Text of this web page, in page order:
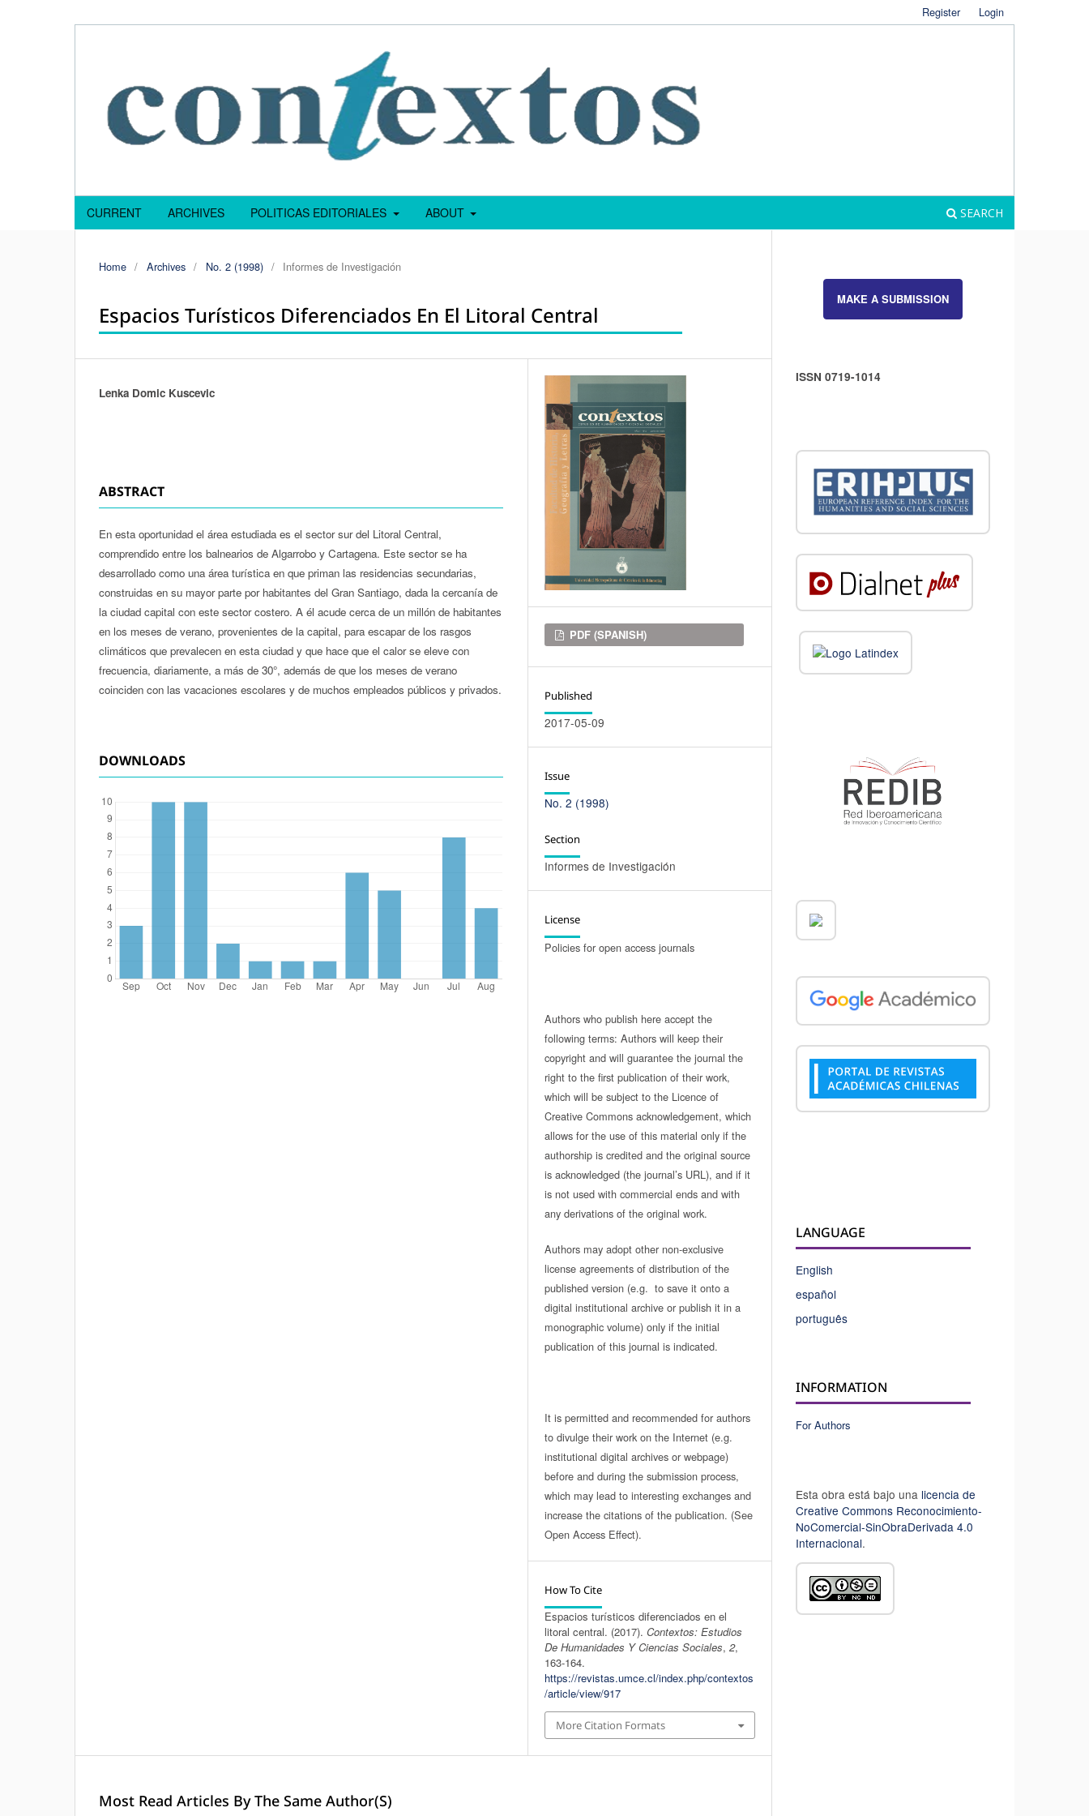
CURRENT ARCHIVES POLITICAS EDITORIALES ABOUT SEARCH
Register Login
Home / Archives / No. 2 (1998) / Informes de Investigación
Espacios Turísticos Diferenciados En El Litoral Central
Authors
Lenka Domic Kuscevic
ABSTRACT
En esta oportunidad el área estudiada es el sector sur del Litoral Central,
comprendido entre los balnearios de Algarrobo y Cartagena. Este sector se ha
desarrollado como una área turística en que priman las residencias secundarias,
construidas en su mayor parte por habitantes del Gran Santiago, dada la cercanía de
la ciudad capital con este sector costero. A él acude cerca de un millón de habitantes
en los meses de verano, provenientes de la capital, para escapar de los rasgos
climáticos que prevalecen en esta ciudad y que hace que el calor se eleve con
frecuencia, diariamente, a más de 30°, además de que los meses de verano
coinciden con las vacaciones escolares y de muchos empleados públicos y privados.
DOWNLOADS
Downloads
PDF (SPANISH)
Published
2017-05-09
Issue
No. 2 (1998)
Section
Informes de Investigación
License
Policies for open access journals
Authors who publish here accept the
following terms: Authors will keep their
copyright and will guarantee the journal the
right to the first publication of their work,
which will be subject to the Licence of
Creative Commons acknowledgement, which
allows for the use of this material only if the
authorship is credited and the original source
is acknowledged (the journal’s URL), and if it
is not used with commercial ends and with
any derivations of the original work.
Authors may adopt other non-exclusive
license agreements of distribution of the
published version (e.g. to save it onto a
digital institutional archive or publish it in a
monographic volume) only if the initial
publication of this journal is indicated.
It is permitted and recommended for authors
to divulge their work on the Internet (e.g.
institutional digital archives or webpage)
before and during the submission process,
which may lead to interesting exchanges and
increase the citations of the publication. (See
Open Access Effect).
How To Cite
Espacios turísticos diferenciados en el
litoral central. (2017).Contextos: Estudios
De Humanidades Y Ciencias Sociales,2,
163-164.
https://revistas.umce.cl/index.php/contextos
/article/view/917
More Citation Formats
Most Read Articles By The Same Author(s)
MAKE A SUBMISSION
ISSN 0719-1014
LANGUAGE
English
español
português
INFORMATION
For Authors
Esta obra está bajo una licencia de
Creative Commons Reconocimiento-
NoComercial-SinObraDerivada 4.0
Internacional.